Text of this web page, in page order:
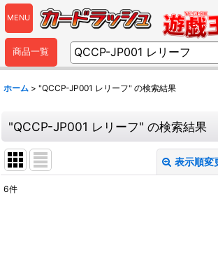
MENU
商品一覧
ホーム > "QCCP-JP001 レリーフ" の検索結果
"QCCP-JP001 レリーフ" の検索結果
表示順変
6件